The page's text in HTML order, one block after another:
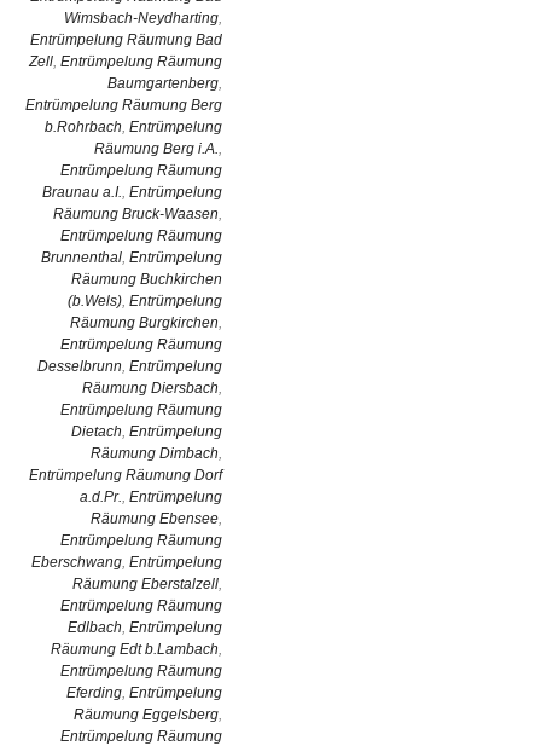
Wimsbach-Neydharting,
Entrümpelung Räumung Bad
Zell, Entrümpelung Räumung
Baumgartenberg,
Entrümpelung Räumung Berg
b.Rohrbach, Entrümpelung
Räumung Berg i.A.,
Entrümpelung Räumung
Braunau a.I., Entrümpelung
Räumung Bruck-Waasen,
Entrümpelung Räumung
Brunnenthal, Entrümpelung
Räumung Buchkirchen
(b.Wels), Entrümpelung
Räumung Burgkirchen,
Entrümpelung Räumung
Desselbrunn, Entrümpelung
Räumung Diersbach,
Entrümpelung Räumung
Dietach, Entrümpelung
Räumung Dimbach,
Entrümpelung Räumung Dorf
a.d.Pr., Entrümpelung
Räumung Ebensee,
Entrümpelung Räumung
Eberschwang, Entrümpelung
Räumung Eberstalzell,
Entrümpelung Räumung
Edlbach, Entrümpelung
Räumung Edt b.Lambach,
Entrümpelung Räumung
Eferding, Entrümpelung
Räumung Eggelsberg,
Entrümpelung Räumung